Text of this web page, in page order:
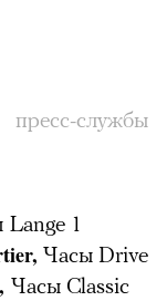
пресс-службы
1
Часы Drive
Часы Classic